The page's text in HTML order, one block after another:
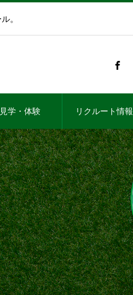
。
見学・体験 リクルート情報